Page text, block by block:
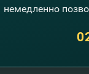
немедленно